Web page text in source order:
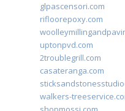
glpascensori.com
rifloorepoxy.com
uptonpvd.com
2troublegrill.com
casateranga.com
walkers-